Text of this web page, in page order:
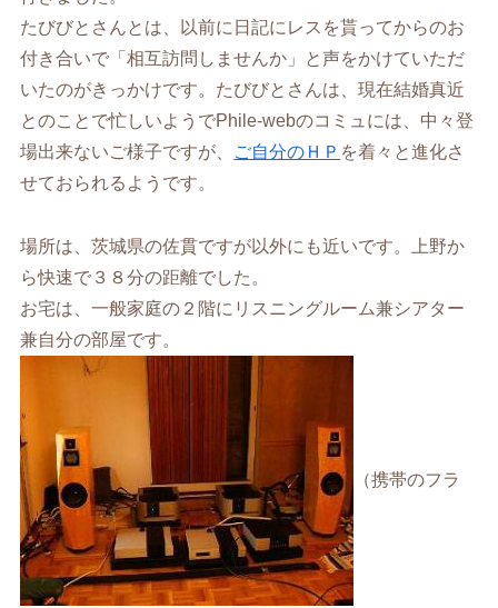
たびびとさんとは、以前に日記にレスを貰ってからのお
付き合いで「相互訪問しませんか」と声をかけていただ
いたのがきっかけです。たびびとさんは、現在結婚真近
とのことで忙しいようでPhile-webのコミュには、中々登
場出来ないご様子ですが、
ご自分のＨＰ を着々と進化さ
せておられるようです。
場所は、茨城県の佐貫ですが以外にも近いです。上野か
ら快速で３８分の距離でした。
お宅は、一般家庭の２階にリスニングルーム兼シアター
兼自分の部屋です。
（携帯のフラ